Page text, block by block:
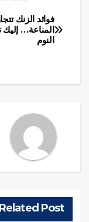
تصفّح
المقالات
فوائد الزنك
المناعة… إليك
النوم
Related Post